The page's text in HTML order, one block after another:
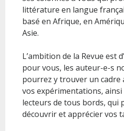
littérature en langue
basé en Afrique, en
Asie.
L’ambition de la Revue est
pour vous, les auteur-e-s
pourrez y trouver un cadre
vos expérimentations,
lecteurs de tous bords, qui
découvrir et apprécier vos